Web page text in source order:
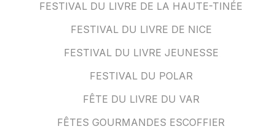
FESTIVAL DU LIVRE DE LA HAUTE-TINÉE
FESTIVAL DU LIVRE DE NICE
FESTIVAL DU LIVRE JEUNESSE
FESTIVAL DU POLAR
FÊTE DU LIVRE DU VAR
FÊTES GOURMANDES ESCOFFIER